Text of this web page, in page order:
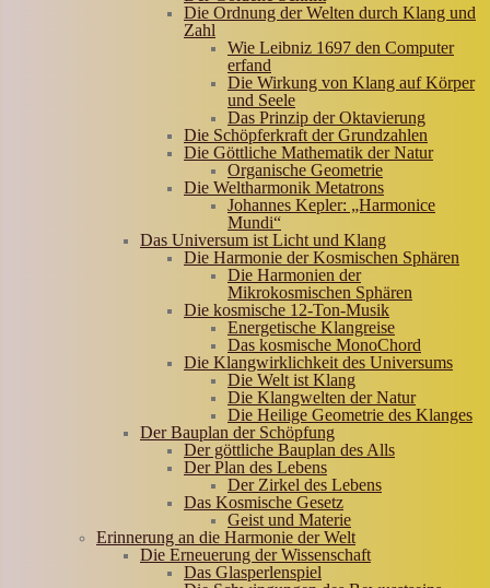
Die Ordnung der Welten durch Klang und
Zahl
Wie Leibniz 1697 den Computer
erfand
Die Wirkung von Klang auf Körper
und Seele
Das Prinzip der Oktavierung
Die Schöpferkraft der Grundzahlen
Die Göttliche Mathematik der Natur
Organische Geometrie
Die Weltharmonik Metatrons
Johannes Kepler: „Harmonice
Mundi“
Das Universum ist Licht und Klang
Die Harmonie der Kosmischen Sphären
Die Harmonien der
Mikrokosmischen Sphären
Die kosmische 12-Ton-Musik
Energetische Klangreise
Das kosmische MonoChord
Die Klangwirklichkeit des Universums
Die Welt ist Klang
Die Klangwelten der Natur
Die Heilige Geometrie des Klanges
Der Bauplan der Schöpfung
Der göttliche Bauplan des Alls
Der Plan des Lebens
Der Zirkel des Lebens
Das Kosmische Gesetz
Geist und Materie
Erinnerung an die Harmonie der Welt
Die Erneuerung der Wissenschaft
Das Glasperlenspiel